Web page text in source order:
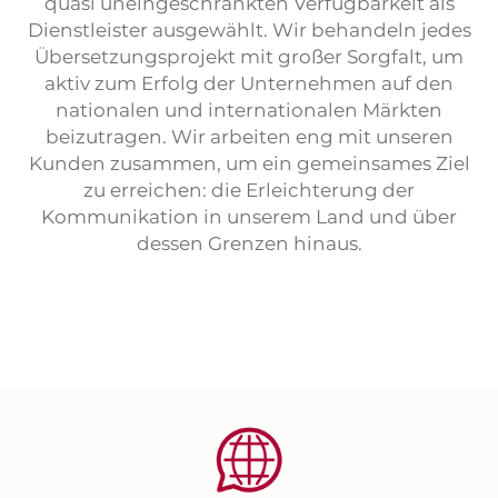
Dienstleister ausgewählt. Wir behandeln jedes
Übersetzungsprojekt mit großer Sorgfalt, um
aktiv zum Erfolg der Unternehmen auf den
nationalen und internationalen Märkten
beizutragen. Wir arbeiten eng mit unseren
Kunden zusammen, um ein gemeinsames Ziel
zu erreichen: die Erleichterung der
Kommunikation in unserem Land und über
dessen Grenzen hinaus.